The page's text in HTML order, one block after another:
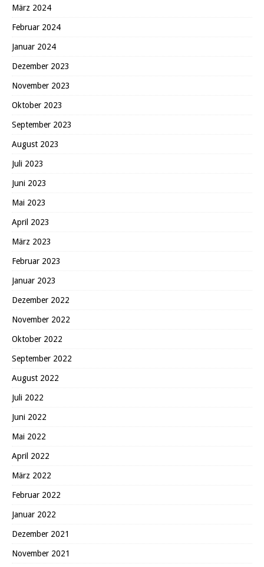
März 2024
Februar 2024
Januar 2024
Dezember 2023
November 2023
Oktober 2023
September 2023
August 2023
Juli 2023
Juni 2023
Mai 2023
April 2023
März 2023
Februar 2023
Januar 2023
Dezember 2022
November 2022
Oktober 2022
September 2022
August 2022
Juli 2022
Juni 2022
Mai 2022
April 2022
März 2022
Februar 2022
Januar 2022
Dezember 2021
November 2021